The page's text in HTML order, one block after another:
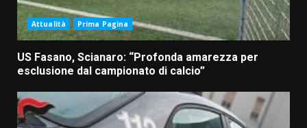
Attualità Prima Pagina
US Fasano, Scianaro: “Profonda amarezza per
esclusione dal campionato di calcio”